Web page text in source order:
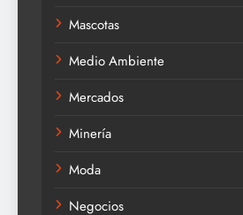
Mascotas
Medio Ambiente
Mercados
Minería
Moda
Negocios